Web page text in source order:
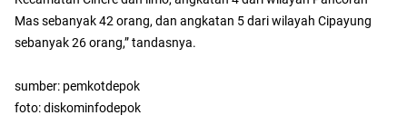
Mas sebanyak 42 orang, dan angkatan 5 dari wilayah Cipayung
sebanyak 26 orang,” tandasnya.
sumber: pemkotdepok
foto: diskominfodepok